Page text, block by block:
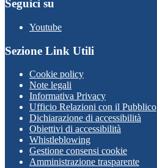
Seguici su
Youtube
Sezione Link Utili
Cookie policy
Note legali
Informativa Privacy
Ufficio Relazioni con il Pubblico
Dichiarazione di accessibilità
Obiettivi di accessibilità
Whistleblowing
Gestione consensi cookie
Amministrazione trasparente